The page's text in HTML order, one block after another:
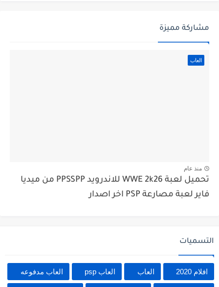
مشاركة مميزة
العاب
منذ عام
تحميل لعبة WWE 2k26 للاندرويد PPSSPP من ميديا
فاير لعبة مصارعة PSP اخر اصدار
التسميات
افلام 2020 العاب العاب psp العاب مدفوعه